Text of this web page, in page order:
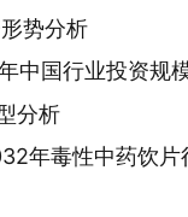
势分析
中国行业投资规
分析
年毒性中药饮片